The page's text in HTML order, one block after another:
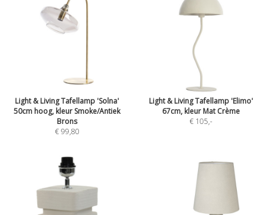
Light & Living Tafellamp 'Solna'
50cm hoog, kleur Smoke/Antiek
Brons
€ 99,80
Light & Living Tafellamp 'Elimo'
67cm, kleur Mat Crème
€ 105,-